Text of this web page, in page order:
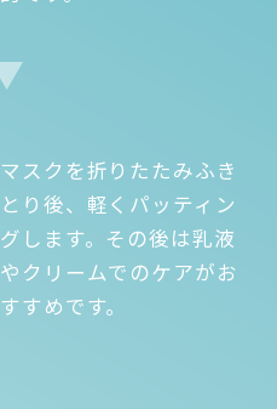
マスクを折りたたみふき
とり後、軽くパッティン
グします。その後は乳液
やクリームでのケアがお
すすめです。